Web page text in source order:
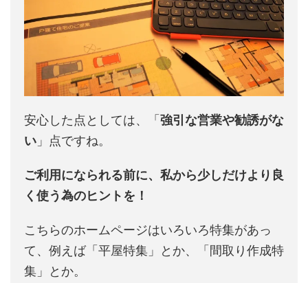
安心した点としては、「強引な営業や勧誘がな
い 」点ですね。
ご利用になられる前に、私から少しだけより良
く使う為のヒントを！
こちらのホームページはいろいろ特集があっ
て、例えば「平屋特集」とか、「間取り作成特
集」とか。